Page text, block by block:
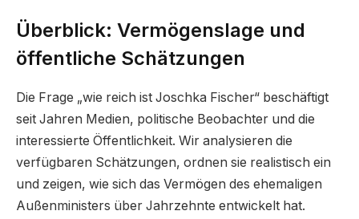
Überblick: Vermögenslage und
öffentliche Schätzungen
Die Frage „wie reich ist Joschka Fischer“ beschäftigt
seit Jahren Medien, politische Beobachter und die
interessierte Öffentlichkeit. Wir analysieren die
verfügbaren Schätzungen, ordnen sie realistisch ein
und zeigen, wie sich das Vermögen des ehemaligen
Außenministers über Jahrzehnte entwickelt hat.